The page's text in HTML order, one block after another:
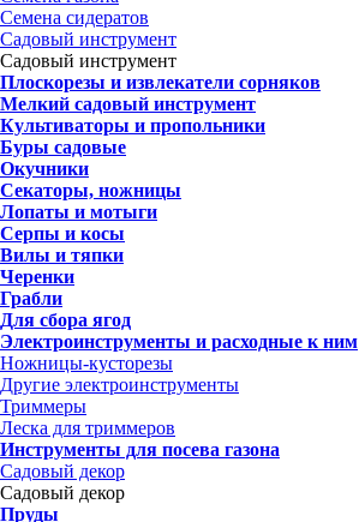
Семена сидератов
Садовый инструмент
Садовый инструмент
Плоскорезы и извлекатели сорняков
Мелкий садовый инструмент
Культиваторы и пропольники
Буры садовые
Окучники
Секаторы, ножницы
Лопаты и мотыги
Серпы и косы
Вилы и тяпки
Черенки
Грабли
Для сбора ягод
Электроинструменты и расходные к ним
Ножницы-кусторезы
Другие электроинструменты
Триммеры
Леска для триммеров
Инструменты для посева газона
Садовый декор
Садовый декор
Пруды